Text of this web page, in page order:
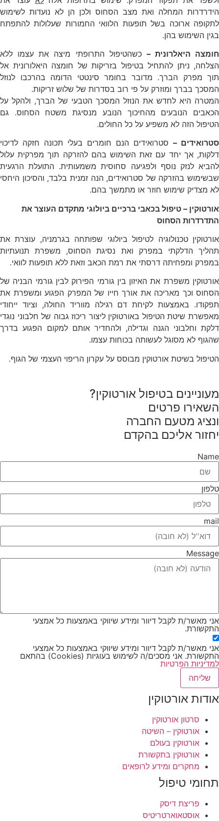
הידרדרות המחלה ואת מצב הסחוס ולכן הן לא נועדות לשימוש
לתקופה ארוכה בשל תופעות הלוואי החמורות שעלולות להתפתח
בגין השימוש בהן.
חומצה היאלרונית – כשהטיפול התרופתי מיצה את עצמו ללא
הצלחה, ניתן להתחיל בטיפול בזריקות של חומצה היאלורונית אל
תוך מפרק הברך. מדובר בחומר סינטטי הדומה בהרכבו לנוזל
המסכך בברך ומוזרק על פי רוב בסדרות של שלוש זריקות.
המטרה היא לחדש את הנוזל המסכך הטבעי של הברך, ולהקל על
הכאבים הנובעים מהחיכוך הנובע מנסיגת משטח הסחוס. גם
הטיפול הזה לא משפיע על כל החולים.
סטרואידים – סטרואידים הנם חומרים בעלי תכונה חזקה לדיכוי
דלקות, אך יחד עם זאת השימוש בהם להזרקה תוך מפרקית עלול
להביא לנזק נוסף ולפגיעה סחוסית משמעותית. התועלת הרגעית
שבשימוש בהזרקה של סטרואידים, הנה זמנית בלבד, והסיכון היחסי
לא מצדיק שימוש חוזר או מתמשך בהם.
אורטוקין – טיפול בכאבי ברכיים ביולוגי מתקדם העוצר את
התדרדרות הסחוס
אורטוקין טכנולוגיה לטיפול ביולוגי שפותחה בגרמניה, עוצרת את
תהליך הדלקתי במפרק ואת נסיגת הסחוס, משפרת תנועתיות
במפרק ומפחיתה דרסתי את רמת הכאב וזאת ללא תופעות לוואי.
אורטוקין משפרת את האיזון בין גורמי הפירוק לבין גורמי הבניה של
הסחוס וכך מאריכה את אורך חייו של המפרק הפגוע ומשפרת את
תפקודו. באמצעות לקיחת דם רגילה מווריד החולה, וציוד ייחודי
מאפשרת שיטת הטיפול באורטוקין ליצור ריכוז גבוה של חלבוני נוגדי
דלקת וחלבוני הגנה וגדילה, ולהחדיר אותם למקום הפגוע בדרך
שהגוף לא מסוגל לעשותה בכוחות עצמו.
הטיפול בשיטת אורטוקין מבוסס על עקרון הריפוי העצמי של הגוף.
מעוניינים בטיפול אורטוקין?
השאירו פרטים
ונציג מטעם החברה
יחזור אליכם בהקדם
Name
טלפון
mail
Message
אני מאשר/ת לקבל דיוור ומידע שיווקי באמצעות כל אמצעי
התקשורת.
אני מאשר/ת לקבל דיוור ומידע שיווקי באמצעות כל אמצעי
התקשורת. אני מסכים/ה לשימוש בעוגיות (Cookies) בהתאם
למדיניות הפרטיות
שליחה
אודות אורטוקין
סרטון אורטוקין
אורטוקין – השיטה
אורטוקין בעולם
אורטוקין בתקשורת
מחקרים ומידע לרופאים
תחומי טיפול
פריצת דיסק
אוסטאוארטריטיס